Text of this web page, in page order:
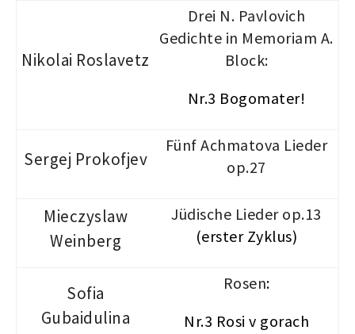
Nikolai Roslavetz
Drei N. Pavlovich
Gedichte in Memoriam A.
Block:
Nr.3 Bogomater!
Sergej Prokofjev
Fünf Achmatova Lieder
op.27
Mieczyslaw
Weinberg
Jüdische Lieder op.13
(erster Zyklus)
Sofia
Gubaidulina
Rosen:
Nr.3 Rosi v gorach